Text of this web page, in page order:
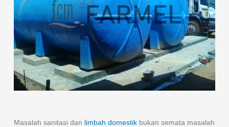
Masalah sanitasi dan limbah domestik bukan semata masalah